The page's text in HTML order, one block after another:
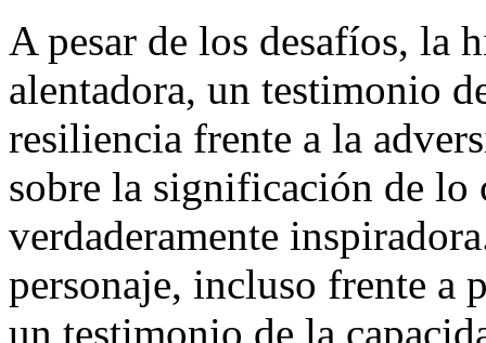
A pesar de los desafíos, la
alentadora, un testimonio
resiliencia frente a la
sobre la significación de lo
verdaderamente
personaje, incluso frente a
un testimonio de la